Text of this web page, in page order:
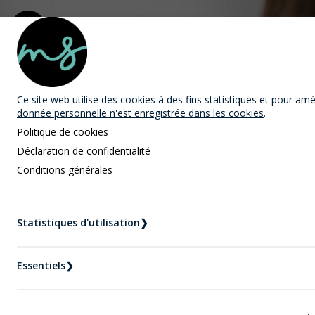
MAST Avocats
Accueil
Nouvelles
Ce site web utilise des cookies à des fins statistiques et pour
donnée personnelle n'est enregistrée dans les cookies.
Politique de cookies
Déclaration de confidentialité
Conditions générales
Statistiques d'utilisation❯
Essentiels❯